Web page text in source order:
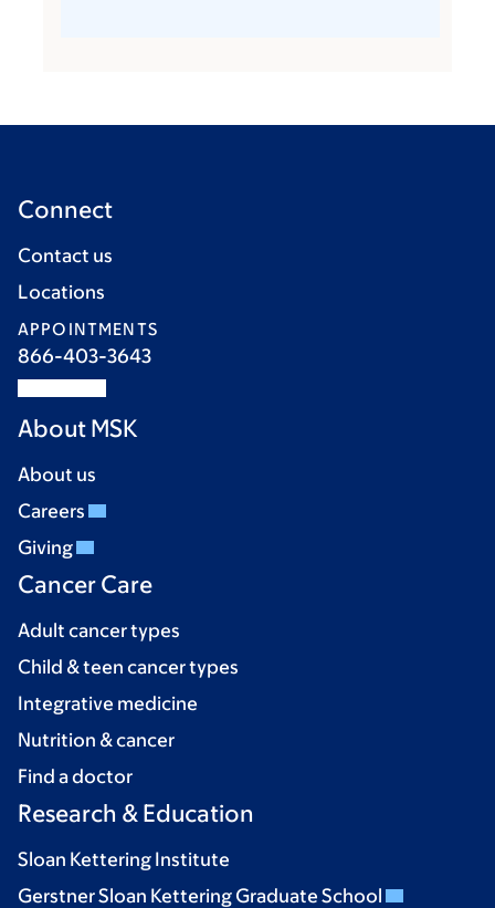
Connect
Contact us
Locations
APPOINTMENTS
866-403-3643
About MSK
About us
Careers
Giving
Cancer Care
Adult cancer types
Child & teen cancer types
Integrative medicine
Nutrition & cancer
Find a doctor
Research & Education
Sloan Kettering Institute
Gerstner Sloan Kettering Graduate School